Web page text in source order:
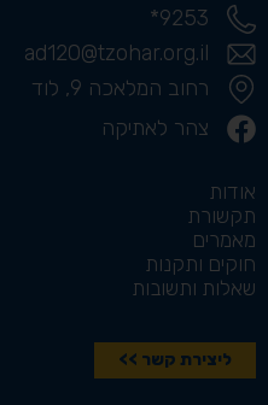
9253*
ad120@tzohar.org.il
רחוב המלאכה 9, לוד
צהר לאתיקה
אודות
תקשורת
מאמרים
חוקים ותקנות
שאלות ותשובות
ליצירת קשר >>